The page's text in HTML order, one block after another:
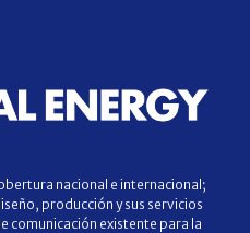
nacional e internacional;
producción y sus servicios
comunicación existente para la